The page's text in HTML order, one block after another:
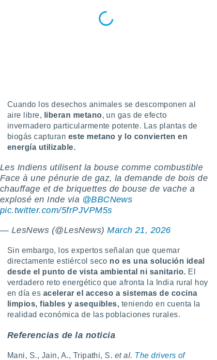
Cuando los desechos animales se descomponen al
aire libre,
liberan metano, un gas de efecto
invernadero particularmente potente. Las plantas de
biogás capturan este metano y lo convierten en
energía utilizable.
Les Indiens utilisent la bouse comme combustible
Face à une pénurie de gaz, la demande de bois de
chauffage et de briquettes de bouse de vache a
explosé en Inde via @BBCNews
pic.twitter.com/5frPJVPM5s
— LesNews (@LesNews)March 21, 2026
Sin embargo, los expertos señalan que quemar
directamente estiércol seco no es una solución ideal
desde el punto de vista ambiental ni sanitario. El
verdadero reto energético que afronta la India rural hoy
en día es acelerar el acceso a sistemas de cocina
limpios, fiables y asequibles, teniendo en cuenta la
realidad económica de las poblaciones rurales.
Referencias de la noticia
Mani, S., Jain, A., Tripathi, S. et al. The drivers of